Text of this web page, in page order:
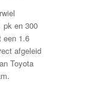
pk en 300
een 1.6
afgeleid
Toyota